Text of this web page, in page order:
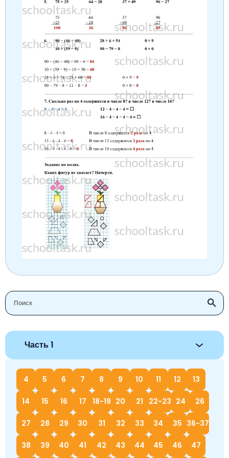
Часть 1
4 5 6 7 8 9 10 11 12 13
14 15 16 17 18-19 20 21 22-23 24 26
27 28 29 30 31 32 33 34 35 36-37
38 39 40 41 42 43 44 45 46 47